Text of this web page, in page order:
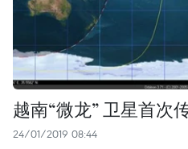
越南“微龙” 卫星首次
24/01/2019 08:44